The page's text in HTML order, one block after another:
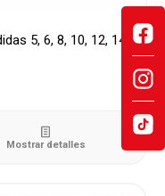
5, 6, 8, 10, 12, 14
Mostrar detalles